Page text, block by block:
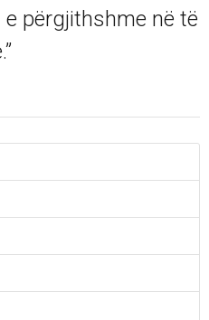
përgjithshme në të